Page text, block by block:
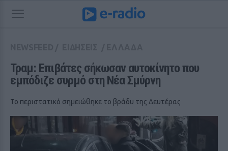
Τραμ: Επιβάτες σήκωσαν αυτοκίνητο που
εμπόδιζε συρμό στη Νέα Σμύρνη
Το περιστατικό σημειώθηκε το βράδυ της Δευτέρας